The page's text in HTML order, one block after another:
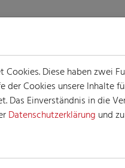
Cookies. Diese haben zwei
der Cookies unsere Inhalte
Das Einverständnis in die
Datenschutzerklärung und